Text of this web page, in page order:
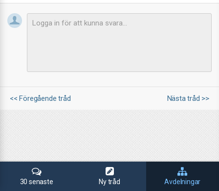
<< Föregående tråd Nästa tråd >>
30 senaste Ny tråd Avdelningar